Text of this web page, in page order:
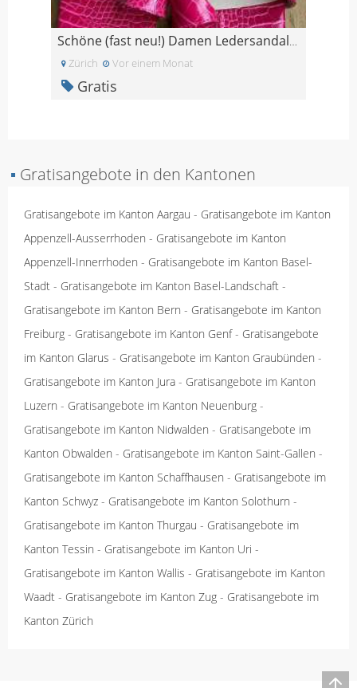
Schöne (fast neu!) Damen Ledersandalen, pink, Gr.3
Zürich Vor einem Monat
Gratis
▪ Gratisangebote in den Kantonen
Gratisangebote im Kanton Aargau - Gratisangebote im Kanton
Appenzell-Ausserrhoden - Gratisangebote im Kanton
Appenzell-Innerrhoden - Gratisangebote im Kanton Basel-
Stadt - Gratisangebote im Kanton Basel-Landschaft -
Gratisangebote im Kanton Bern - Gratisangebote im Kanton
Freiburg - Gratisangebote im Kanton Genf- Gratisangebote
im Kanton Glarus - Gratisangebote im Kanton Graubünden -
Gratisangebote im Kanton Jura - Gratisangebote im Kanton
Luzern - Gratisangebote im Kanton Neuenburg -
Gratisangebote im Kanton Nidwalden - Gratisangebote im
Kanton Obwalden - Gratisangebote im Kanton Saint-Gallen -
Gratisangebote im Kanton Schaffhausen - Gratisangebote im
Kanton Schwyz - Gratisangebote im Kanton Solothurn -
Gratisangebote im Kanton Thurgau - Gratisangebote im
Kanton Tessin - Gratisangebote im Kanton Uri -
Gratisangebote im Kanton Wallis - Gratisangebote im Kanton
Waadt - Gratisangebote im Kanton Zug - Gratisangebote im
Kanton Zürich